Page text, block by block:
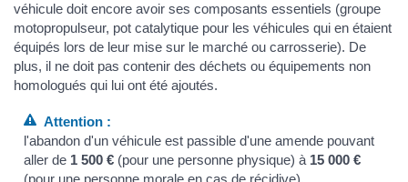
véhicule doit encore avoir ses composants essentiels (groupe
motopropulseur, pot catalytique pour les véhicules qui en étaient
équipés lors de leur mise sur le marché ou carrosserie). De
plus, il ne doit pas contenir des déchets ou équipements non
homologués qui lui ont été ajoutés.
Attention :
l'abandon d'un véhicule est passible d'une amende pouvant
aller de 1 500 € (pour une personne physique) à 15 000 €
(pour une personne morale en cas de récidive).